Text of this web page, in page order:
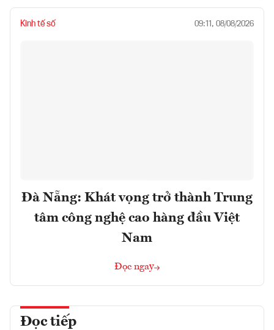
Kinh tế số 09:11, 08/08/2026
Đà Nẵng: Khát vọng trở thành Trung
tâm công nghệ cao hàng đầu Việt
Nam
Đọc ngay
Đọc tiếp